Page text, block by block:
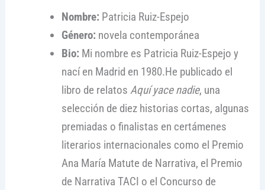
Nombre: Patricia Ruiz-Espejo
Género: novela contemporánea
Bio: Mi nombre es Patricia Ruiz-Espejo y
nací en Madrid en 1980.He publicado el
libro de relatos Aquí yace nadie, una
selección de diez historias cortas, algunas
premiadas o finalistas en certámenes
literarios internacionales como el Premio
Ana María Matute de Narrativa, el Premio
de Narrativa TACI o el Concurso de